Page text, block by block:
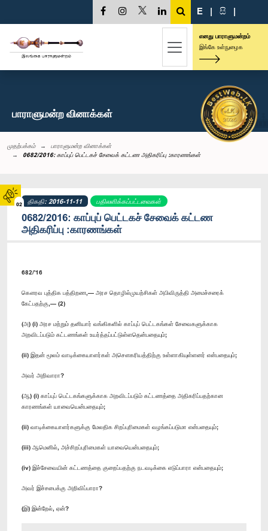
02
E | සි |
எனது பாராளுமன்றம்
இங்கே உள்நுழைக
பாராளுமன்ற வினாக்கள்
முதற்பக்கம்
பாராளுமன்ற வினாக்கள்
0682/2016: காப்புப் பெட்டகச் சேவைக் கட்டண அதிகரிப்பு :காரணங்கள்
திகதி: 2016-11-11 பதிலளிக்கப்பட்டவைகள்
0682/2016: காப்புப் பெட்டகச் சேவைக் கட்டண
அதிகரிப்பு :காரணங்கள்
682/'16
கௌரவ புத்திக பத்திறண,— அரச தொழில்முயற்சிகள் அபிவிருத்தி அமைச்சரைக்
கேட்பதற்கு,— (2)
(அ) (i) அரச மற்றும் தனியார் வங்கிகளில் காப்புப் பெட்டகங்கள் சேவைகளுக்காக
அறவிடப்படும் கட்டணங்கள் உயர்த்தப்பட்டுள்ளதென்பதையும்;
(ii) இதன் மூலம் வாடிக்கையாளர்கள் அசௌகரியத்திற்கு உள்ளாகியுள்ளனர் என்பதையும்;
அவர் அறிவாரா?
(ஆ) (i) காப்புப் பெட்டகங்களுக்காக அறவிடப்படும் கட்டணத்தை அதிகரிப்பதற்கான
காரணங்கள் யாவையென்பதையும்;
(ii) வாடிக்கையாளர்களுக்கு மேலதிக சிறப்புரிமைகள் வழங்கப்படுமா என்பதையும்;
(iii) ஆமெனில், அச்சிறப்புரிமைகள் யாவையென்பதையும்;
(iv) இச்சேவையின் கட்டணத்தை குறைப்பதற்கு நடவடிக்கை எடுப்பாரா என்பதையும்;
அவர் இச்சபைக்கு அறிவிப்பாரா?
(இ) இன்றேல், ஏன்?